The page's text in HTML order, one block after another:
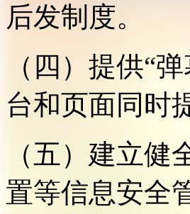
后发制度。
（四）提供“
台和页面同时
（五）建立
置等信息安全